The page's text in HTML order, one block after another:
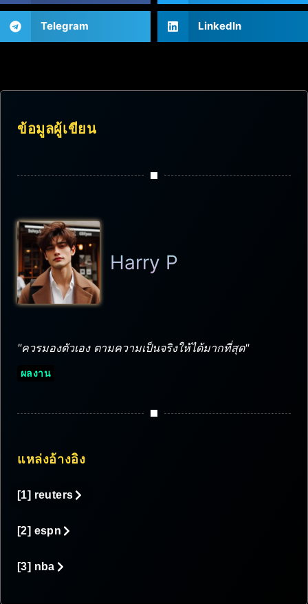
Telegram LinkedIn
ข้อมูลผู้เขียน
Harry P
"ควรมองตัวเอง ตามความเป็นจริงให้ได้มากที่สุด"
ผลงาน
แหล่งอ้างอิง
[1] reuters
[2] espn
[3] nba